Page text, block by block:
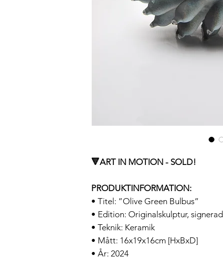
🔻ART IN MOTION - SOLD!
PRODUKTINFORMATION:
• Titel: ”Olive Green Bulbus”
• Edition: Originalskulptur, signerad
• Teknik: Keramik
• Mått: 16x19x16cm [HxBxD]
• År: 2024